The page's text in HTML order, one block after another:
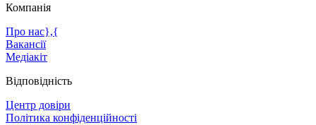
Компанія
Про нас},{
Вакансії
Медіакіт
Відповідність
Центр довіри
Політика конфіденційності